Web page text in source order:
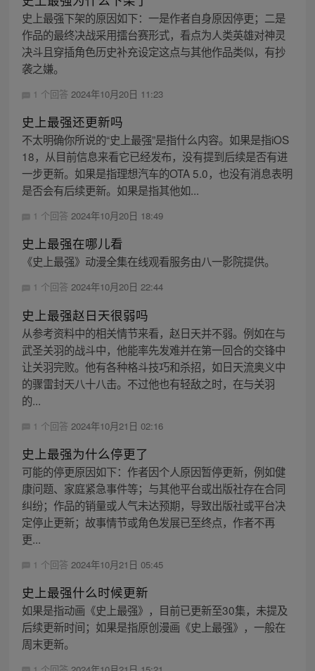
史上最强下架的原因如下：一是作者自身原因停更；二是
作品的最终决战采用擂台赛形式，看点为人类英雄对神灵
决斗且穿插角色历史补充设定这点与其他作品类似，有抄
袭之嫌。
1 个回答 2024年10月20日 11:23
史上最强还更新吗
不太明确你所说的“史上最强”是指什么内容。如果是指iOS
18，从目前信息来看它已经发布，没有提到后续是否有进
一步更新。如果是指理想汽车的OTA 5.0，也没有消息表明
是否会有后续更新。如果是指其他如...
1 个回答 2024年10月20日 18:49
史上最强在哪儿看
《史上最强》动漫全集在线观看服务由八一影院提供。
1 个回答 2024年10月20日 22:44
史上最强赵日天很弱吗
从参考资料中的相关情节来看，赵日天并不弱。例如在与
武圣关羽的战斗中，他能率先发难并在第一回合的交锋中
让关羽完败。他有各种格斗技巧和杀招，如日天流奥义中
的骤雷封天八十八击。不过他也有轻敌之时，在与关羽
的...
1 个回答 2024年10月21日 02:16
史上最强为什么停更了
可能的停更原因如下：作者因个人原因暂停更新，例如健
康问题、家庭紧急事件等；与其他平台或出版社存在合同
纠纷；作品的销量或人气未达预期，导致出版社或平台决
定停止更新；故事情节或角色发展已至终点，作者不再
更...
1 个回答 2024年10月21日 05:45
史上最强什么时候更新
如果是指动画《史上最强》，目前已更新至30集，未提及
后续更新时间；如果是指原创漫画《史上最强》，一般在
周末更新。